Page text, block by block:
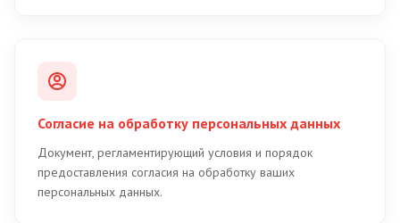
Согласие на обработку персональных данных
Документ, регламентирующий условия и порядок
предоставления согласия на обработку ваших
персональных данных.